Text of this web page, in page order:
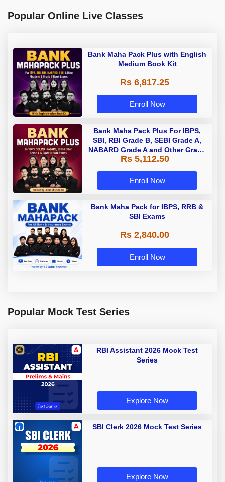
Popular Online Live Classes
Bank Maha Pack Plus with English
Medium Book Kit
Rs 6,817.25
Enroll Now
Bank Maha Pack Plus For IBPS,
SBI, RBI Grade B, SEBI Grade A,
NABARD Grade A and Other Grade
A & Grade B Bank Exams
Rs 5,112.50
Enroll Now
Bank Maha Pack for IBPS, RRB &
SBI Exams
Rs 2,840.00
Enroll Now
Popular Mock Test Series
RBI Assistant 2026 Mock Test
Series
Explore Now
SBI Clerk 2026 Mock Test Series
Explore Now